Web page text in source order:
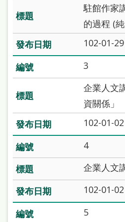
覽
閱
讀
網
兒
版
常
見
問
答
雙
駐館作家
的過程 (
102-01-29
3
企業人文
資關係」
102-01-02
4
企業人文
102-01-02
5